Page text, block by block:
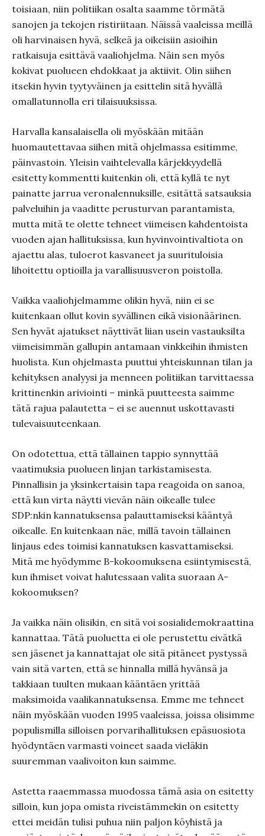
toisiaan, niin politiikan osalta saamme törmätä
sanojen ja tekojen ristiriitaan. Näissä vaaleissa meillä
oli harvinaisen hyvä, selkeä ja oikeisiin asioihin
ratkaisuja esittävä vaaliohjelma. Näin sen myös
kokivat puolueen ehdokkaat ja aktiivit. Olin siihen
itsekin hyvin tyytyväinen ja esittelin sitä hyvällä
omallatunnolla eri tilaisuuksissa.
Harvalla kansalaisella oli myöskään mitään
huomautettavaa siihen mitä ohjelmassa esitimme,
päinvastoin. Yleisin vaihtelevalla kärjekkyydellä
esitetty kommentti kuitenkin oli, että kyllä te nyt
painatte jarrua veronalennuksille, esitättä satsauksia
palveluihin ja vaaditte perusturvan parantamista,
mutta mitä te olette tehneet viimeisen kahdentoista
vuoden ajan hallituksissa, kun hyvinvointivaltiota on
ajaettu alas, tuloerot kasvaneet ja suurituloisia
lihoitettu optioilla ja varallisuusveron poistolla.
Vaikka vaaliohjelmamme olikin hyvä, niin ei se
kuitenkaan ollut kovin syvällinen eikä visionäärinen.
Sen hyvät ajatukset näyttivät liian usein vastauksilta
viimeisimmän gallupin antamaan vinkkeihin ihmisten
huolista. Kun ohjelmasta puuttui yhteiskunnan tilan ja
kehityksen analyysi ja menneen politiikan tarvittaessa
krittinenkin ariviointi – minkä puutteesta saimme
tätä rajua palautetta – ei se auennut uskottavasti
tulevaisuuteenkaan.
On odotettua, että tällainen tappio synnyttää
vaatimuksia puolueen linjan tarkistamisesta.
Pinnallisin ja yksinkertaisin tapa reagoida on sanoa,
että kun virta näytti vievän näin oikealle tulee
SDP:nkin kannatuksensa palauttamiseksi kääntyä
oikealle. En kuitenkaan näe, millä tavoin tällainen
linjaus edes toimisi kannatuksen kasvattamiseksi.
Mitä me hyödymme B-kokoomuksena esiintymisestä,
kun ihmiset voivat halutessaan valita suoraan A-
kokoomuksen?
Ja vaikka näin olisikin, en sitä voi sosialidemokraattina
kannattaa. Tätä puoluetta ei ole perustettu eivätkä
sen jäsenet ja kannattajat ole sitä pitäneet pystyssä
vain sitä varten, että se hinnalla millä hyvänsä ja
takkiaan tuulten mukaan kääntäen yrittää
maksimoida vaalikannatuksensa. Emme me tehneet
näin myöskään vuoden 1995 vaaleissa, joissa olisimme
populismilla silloisen porvarihallituksen epäsuosiota
hyödyntäen varmasti voineet saada vieläkin
suuremman vaalivoiton kun saimme.
Astetta raaemmassa muodossa tämä asia on esitetty
silloin, kun jopa omista riveistämmekin on esitetty
ettei meidän tulisi puhua niin paljon köyhistä ja